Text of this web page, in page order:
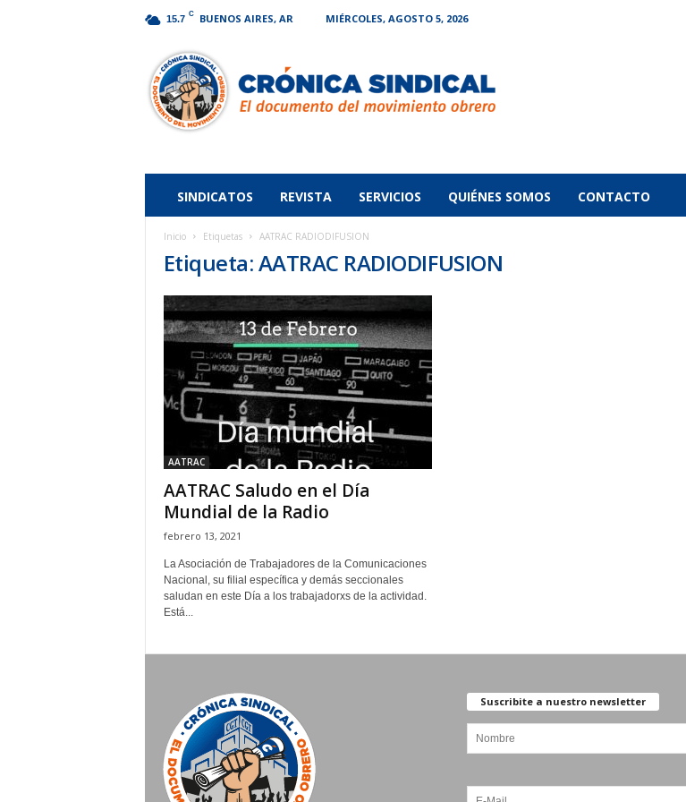
15.7 C BUENOS AIRES, AR MIÉRCOLES, AGOSTO 5, 2026
Sindical
SINDICATOS REVISTA SERVICIOS QUIÉNES SOMOS CONTACTO
Inicio Etiquetas AATRAC RADIODIFUSION
Etiqueta: AATRAC RADIODIFUSION
AATRAC
AATRAC Saludo en el Día
Mundial de la Radio
febrero 13, 2021
La Asociación de Trabajadores de la Comunicaciones
Nacional, su filial específica y demás seccionales
saludan en este Día a los trabajadorxs de la actividad.
Está...
Suscribite a nuestro newsletter